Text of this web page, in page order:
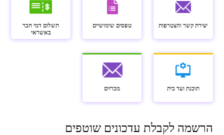
יצירת קשר והצטרפות טפסים שימושיים
תשלום דמי חבר
באשראי
תוכנת ועד בית מכרזים
הרשמה לקבלת עדכונים שוטפים